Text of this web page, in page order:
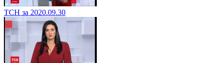
ТСН за 2020.09.30